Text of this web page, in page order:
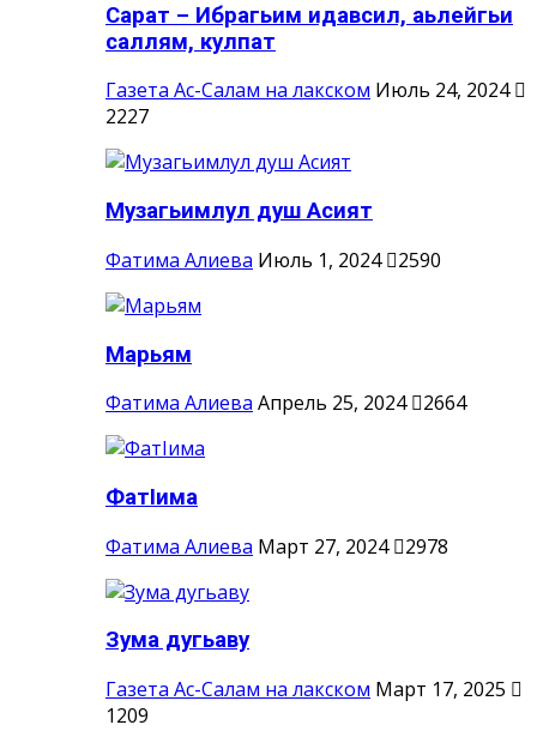
Сарат – Ибрагьим идавсил, аьлейгьи
саллям, кулпат
Газета Ас-Салам на лакском Июль 24, 2024
2227
Музагьимлул душ Асият
Фатима Алиева Июль 1, 2024 2590
Марьям
Фатима Алиева Апрель 25, 2024 2664
ФатIима
Фатима Алиева Март 27, 2024 2978
Зума дугьаву
Газета Ас-Салам на лакском Март 17, 2025
1209